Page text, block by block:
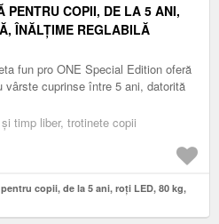
PENTRU COPII, DE LA 5 ANI,
ÎNĂLȚIME REGLABILĂ
fun pro ONE Special Edition oferă
cuprinse între 5 ani, datorită
timp liber, trotinete copii
copii, de la 5 ani, roți LED, 80 kg,